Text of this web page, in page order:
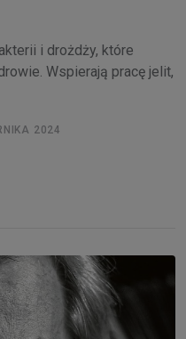
i drożdży, które
Wspierają pracę jelit,
2024